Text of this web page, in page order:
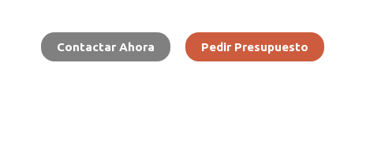
Contactar Ahora Pedir Presupuesto